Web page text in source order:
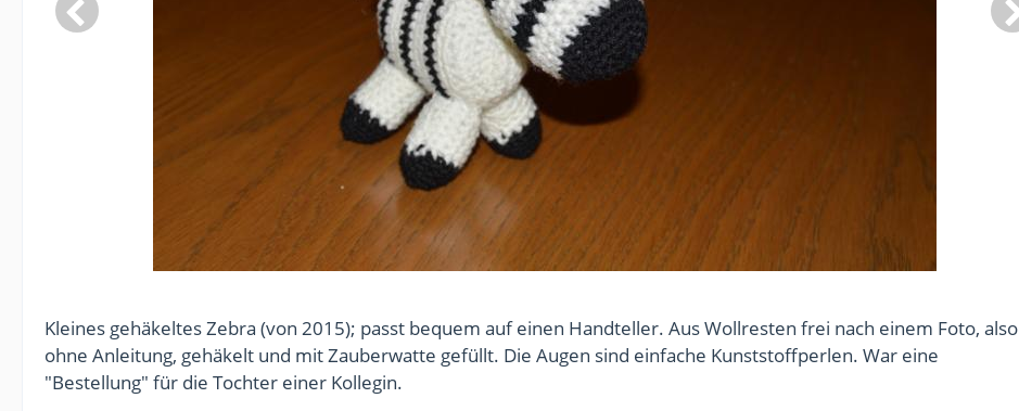
Kleines gehäkeltes Zebra (von 2015); passt bequem auf einen Handteller. Aus Wollresten frei nach einem Foto, also
ohne Anleitung, gehäkelt und mit Zauberwatte gefüllt. Die Augen sind einfache Kunststoffperlen. War eine
"Bestellung" für die Tochter einer Kollegin.